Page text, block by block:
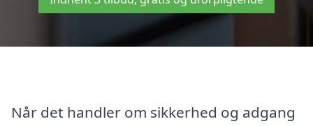
Når det handler om sikkerhed og adgang